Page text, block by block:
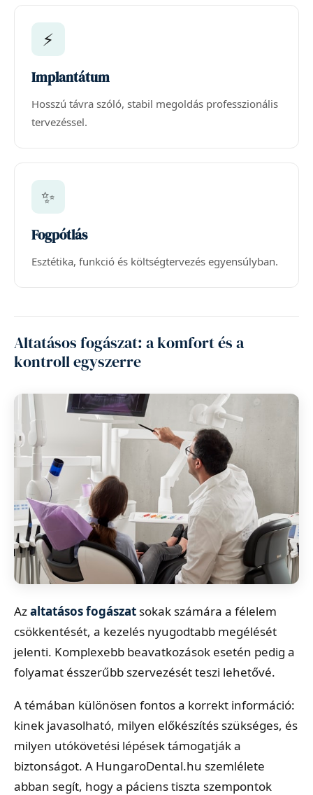
⚡
Implantátum
Hosszú távra szóló, stabil megoldás professzionális
tervezéssel.
✨
Fogpótlás
Esztétika, funkció és költségtervezés egyensúlyban.
Altatásos fogászat: a komfort és a
kontroll egyszerre
Azaltatásos fogászat sokak számára a félelem
csökkentését, a kezelés nyugodtabb megélését
jelenti. Komplexebb beavatkozások esetén pedig a
folyamat ésszerűbb szervezését teszi lehetővé.
A témában különösen fontos a korrekt információ:
kinek javasolható, milyen előkészítés szükséges, és
milyen utókövetési lépések támogatják a
biztonságot. A HungaroDental.hu szemlélete
abban segít, hogy a páciens tiszta szempontok